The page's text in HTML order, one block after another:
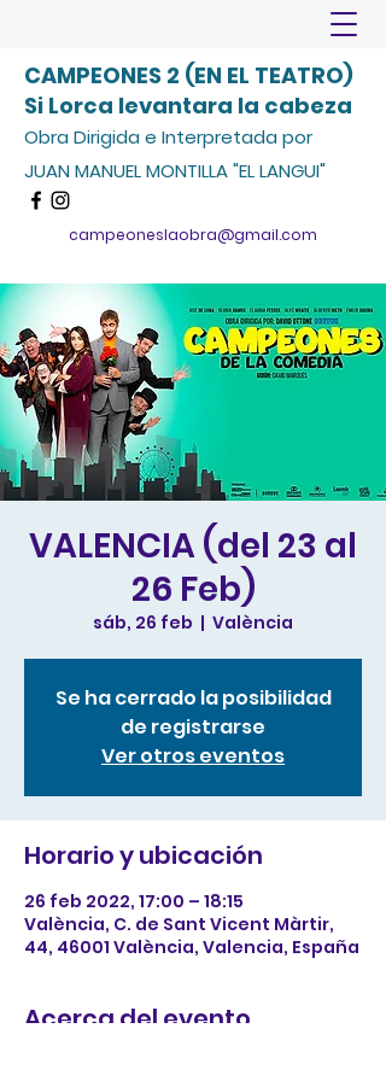
CAMPEONES 2 (EN EL TEATRO)
Si Lorca levantara la cabeza
Obra Dirigida e Interpretada por
JUAN MANUEL MONTILLA "EL LANGUI"
campeoneslaobra@gmail.com
VALENCIA (del 23 al
26 Feb)
sáb, 26 feb
  |
València
Se ha cerrado la posibilidad
de registrarse
Ver otros eventos
Horario y ubicación
26 feb 2022, 17:00 – 18:15
València, C. de Sant Vicent Màrtir,
44, 46001 València, Valencia, España
Acerca del evento